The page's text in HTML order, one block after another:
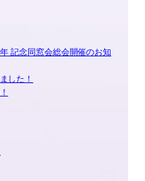
記念同窓会総会開催のお知
した！